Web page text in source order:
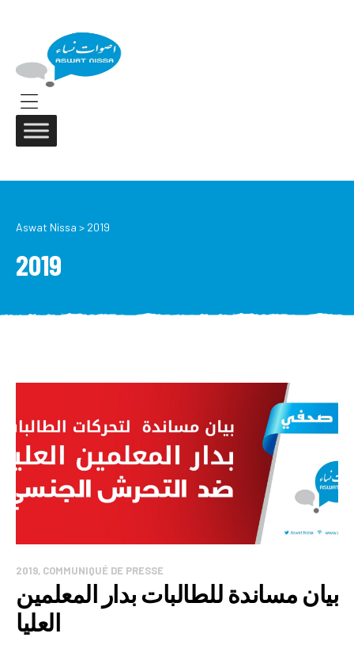
Menu
Aswat Nissa > 2019
2019
2019, COMMUNIQUÉ DE PRESSE
بيان مساندة للطالبات بدار المعلمين
العليا